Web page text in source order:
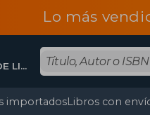
Lo más
CERCADO DE LIMA, Lima
importadosLibros con